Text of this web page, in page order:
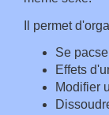
Il permet
Se
Effets
Modifier